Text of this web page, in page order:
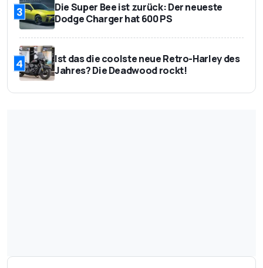
3
Die Super Bee ist zurück: Der neueste
Dodge Charger hat 600 PS
4
Ist das die coolste neue Retro-Harley des
Jahres? Die Deadwood rockt!